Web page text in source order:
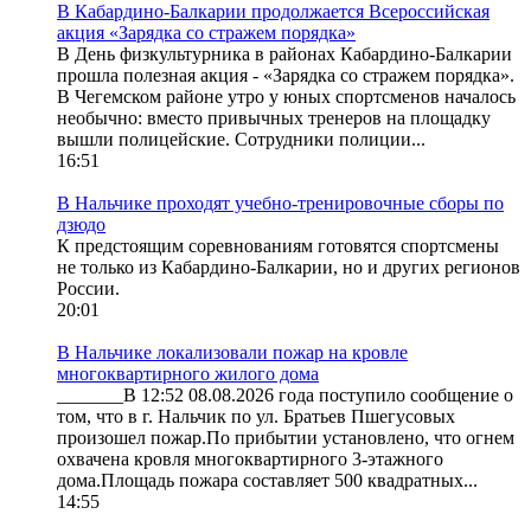
В Кабардино-Балкарии продолжается Всероссийская
акция «Зарядка со стражем порядка»
В День физкультурника в районах Кабардино-Балкарии
прошла полезная акция - «Зарядка со стражем порядка».
В Чегемском районе утро у юных спортсменов началось
необычно: вместо привычных тренеров на площадку
вышли полицейские. Сотрудники полиции...
16:51
В Нальчике проходят учебно-тренировочные сборы по
дзюдо
К предстоящим соревнованиям готовятся спортсмены
не только из Кабардино-Балкарии, но и других регионов
России.
20:01
В Нальчике локализовали пожар на кровле
многоквартирного жилого дома
_______В 12:52 08.08.2026 года поступило сообщение о
том, что в г. Нальчик по ул. Братьев Пшегусовых
произошел пожар.По прибытии установлено, что огнем
охвачена кровля многоквартирного 3-этажного
дома.Площадь пожара составляет 500 квадратных...
14:55